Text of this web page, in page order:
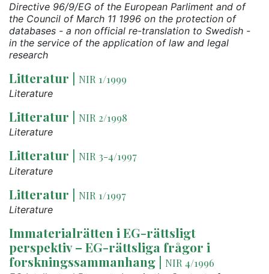
Directive 96/9/EG of the European Parliment and of
the Council of March 11 1996 on the protection of
databases - a non official re-translation to Swedish -
in the service of the application of law and legal
research
Litteratur | NIR 1/1999
Literature
Litteratur | NIR 2/1998
Literature
Litteratur | NIR 3-4/1997
Literature
Litteratur | NIR 1/1997
Literature
Immaterialrätten i EG-rättsligt
perspektiv – EG-rättsliga frågor i
forskningssammanhang | NIR 4/1996